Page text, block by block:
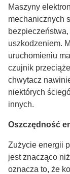
Maszyny
mechanicznych
uszkodzeniem.
uruchomieniu
czujnik
chwytacz
niektórych
innych.
Oszczędność
Zużycie energii
jest znacząco
oznacza to, że